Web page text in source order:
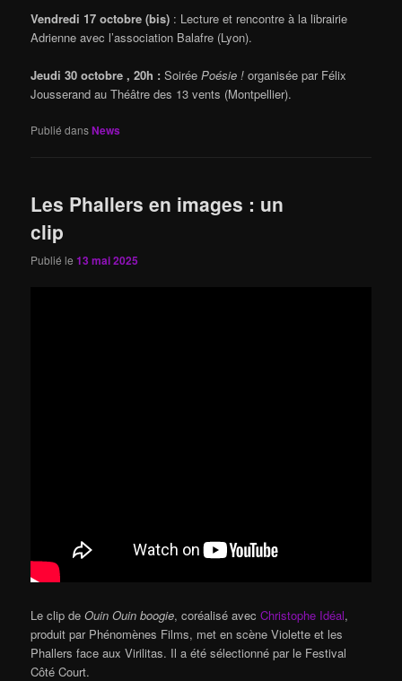
Vendredi 17 octobre (bis) : Lecture et rencontre à la librairie
Adrienne avec l’association Balafre (Lyon).
Jeudi 30 octobre , 20h : SoiréePoésie ! organisée par Félix
Jousserand au Théâtre des 13 vents (Montpellier).
Publié dansNews
Les Phallers en images : un
clip
Publié le13 mai 2025
Le clip deOuin Ouin boogie, coréalisé avecChristophe Idéal,
produit par Phénomènes Films, met en scène Violette et les
Phallers face aux Virilitas. Il a été sélectionné par le Festival
Côté Court.